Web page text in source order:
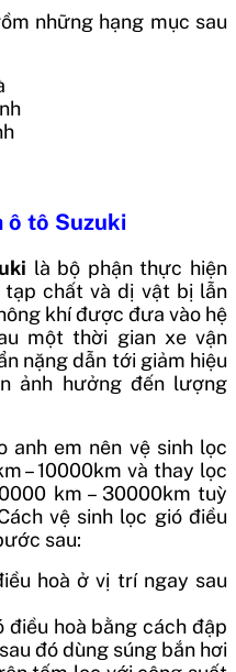
những hạng mục sau
ô tô Suzuki
là bộ phận thực hiện
tạp chất và dị vật bị lẫn
khí được đưa vào hệ
một thời gian xe vận
nặng dẫn tới giảm hiệu
ảnh hưởng đến lượng
anh em nên vệ sinh lọc
– 10000km và thay lọc
km – 30000km tuỳ
vệ sinh lọc gió điều
sau:
hoà ở vị trí ngay sau
điều hoà bằng cách đập
đó dùng súng bắn hơi